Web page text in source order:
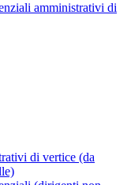
amministrativi di
di vertice (da